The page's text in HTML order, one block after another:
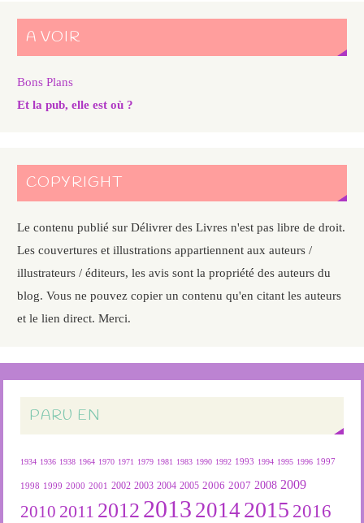
A VOIR
Bons Plans
Et la pub, elle est où ?
COPYRIGHT
Le contenu publié sur Délivrer des Livres n'est pas libre de droit.
Les couvertures et illustrations appartiennent aux auteurs /
illustrateurs / éditeurs, les avis sont la propriété des auteurs du
blog. Vous ne pouvez copier un contenu qu'en citant les auteurs
et le lien direct. Merci.
PARU EN
1934 1936 1938 1964 1970 1971 1979 1981 1983 1990 1992 1993 1994 1995 1996 1997
1998 1999 2000 2001 2002 2003 2004 2005 2006 2007 2008 2009
2010 2011 2012 2013 2014 2015 2016